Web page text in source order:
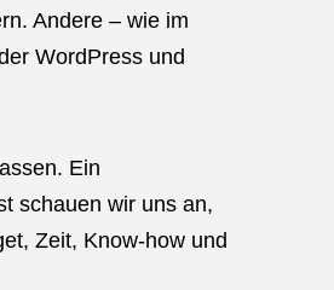
Andere – wie im
WordPress und
Ein
schauen wir uns an,
Zeit, Know-how und